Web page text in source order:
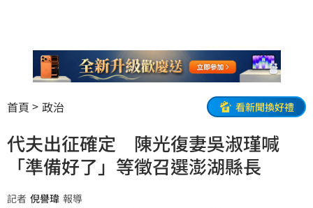
首頁 政治 看新聞換好禮
代夫出征確定 陳光復妻吳淑瑾喊
「準備好了」等徵召選澎湖縣長
記者 倪譽瑋 報導